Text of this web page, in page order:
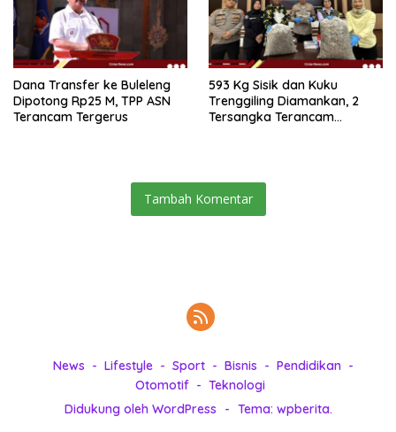
Dana Transfer ke Buleleng
Dipotong Rp25 M, TPP ASN
Terancam Tergerus
593 Kg Sisik dan Kuku
Trenggiling Diamankan, 2
Tersangka Terancam
Tambah Komentar
News Lifestyle Sport Bisnis
Pendidikan
Otomotif
Teknologi
Didukung oleh WordPress
- Tema: wpberita.